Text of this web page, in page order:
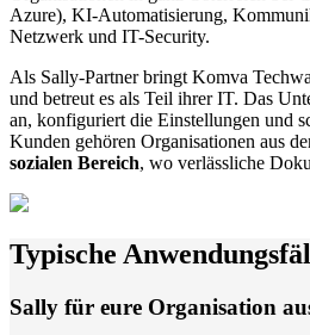
Azure), KI-Automatisierung,
Netzwerk und IT-Security.
Als Sally-Partner bringt Komva
und betreut es als Teil ihrer IT. Das
an, konfiguriert die Einstellungen und
Kunden gehören Organisationen aus
sozialen Bereich, wo verlässliche
Typische
Sally für eure Organisation